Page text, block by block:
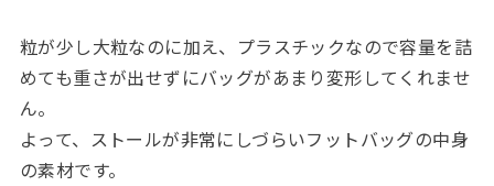
粒が少し大粒なのに加え、プラスチックなので容量を詰
めても重さが出せずにバッグがあまり変形してくれませ
ん。
よって、ストールが非常にしづらいフットバッグの中身
の素材です。